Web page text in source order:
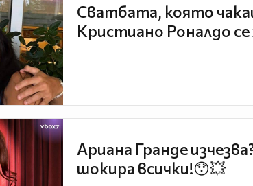
Сватбата, която
Кристиано Роналдо се
Ариана Гранде
шокира всички!😯💥